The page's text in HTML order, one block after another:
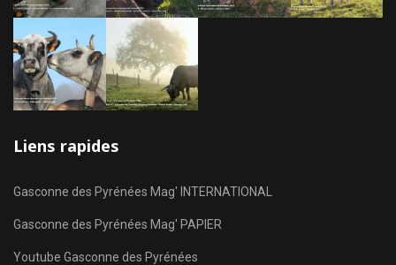
Liens rapides
Gasconne des Pyrénées Mag' INTERNATIONAL
Gasconne des Pyrénées Mag' PAPIER
Youtube Gasconne des Pyrénées